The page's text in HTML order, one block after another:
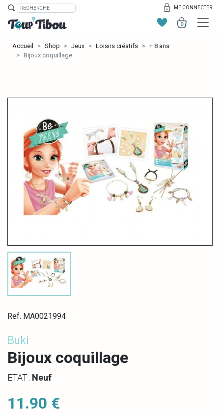
ME CONNECTER
0
Accueil Shop Jeux Loisirs créatifs
+ 8 ans
Bijoux coquillage
Ref. MA0021994
Buki
Bijoux coquillage
ETAT : Neuf
11.90 €